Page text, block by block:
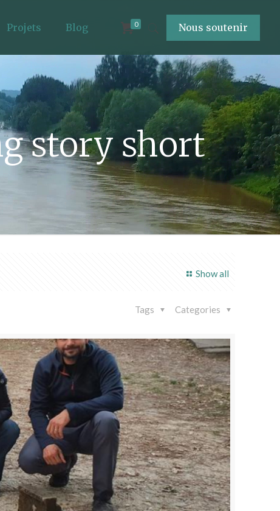
Projets Blog 0 Nous soutenir
story short
Show all
Categories
Tags